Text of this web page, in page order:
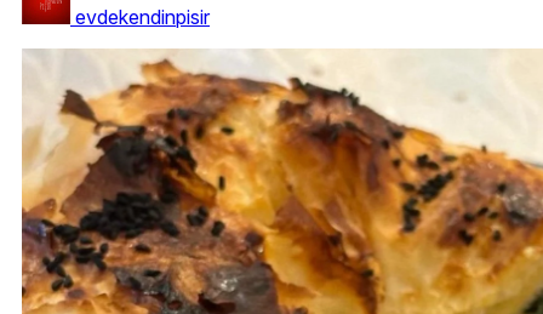
evdekendinpisir